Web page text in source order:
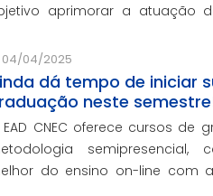
aprimorar a atuação
em serviço da
o oferecimento gratuito da
04/04/2025
dá tempo de iniciar
neste
EAD CNEC oferece cursos de
semipresencial,
do ensino on-line com a